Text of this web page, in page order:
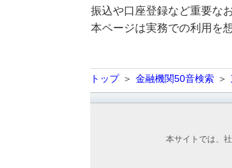
振込や口座登録など重要な
本ページは実務での利用を
トップ 金融機関50音検索
本サイトでは、